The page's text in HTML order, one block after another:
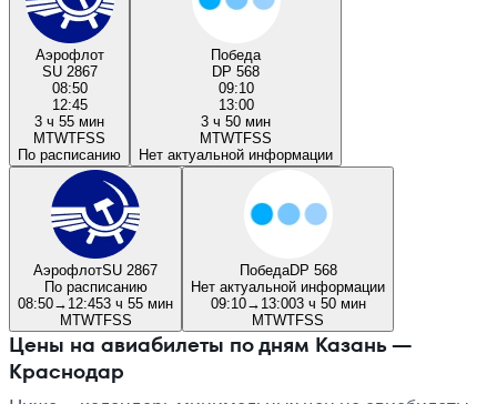
Аэрофлот
SU 2867
08:50
12:45
3 ч 55 мин
MTWTFSS
По расписанию
Победа
DP 568
09:10
13:00
3 ч 50 мин
MTWTFSS
Нет актуальной информации
АэрофлотSU 2867
По расписанию
08:50→ 12:453 ч 55 мин
MTWTFSS
ПобедаDP 568
Нет актуальной информации
09:10→ 13:003 ч 50 мин
MTWTFSS
Цены на авиабилеты по дням Казань —
Краснодар